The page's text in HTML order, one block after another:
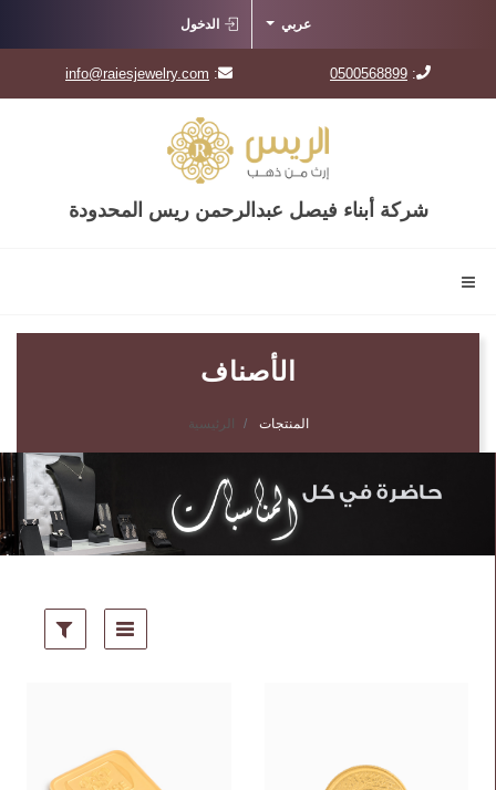
عربي الدخول
:
0500568899
:
info@raiesjewelry.com
شركة أبناء فيصل عبدالرحمن ريس المحدودة
الأصناف
الرئيسية المنتجات